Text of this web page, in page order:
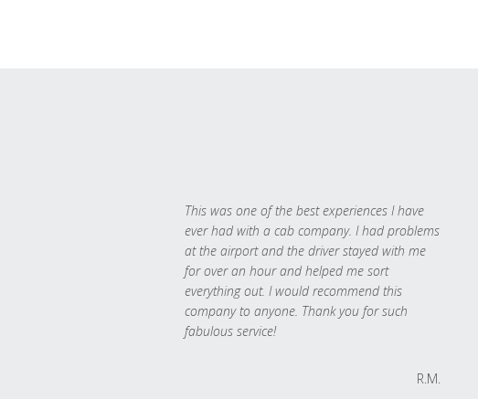
This was one of the best experiences I have
ever had with a cab company. I had problems
at the airport and the driver stayed with me
for over an hour and helped me sort
everything out. I would recommend this
company to anyone. Thank you for such
fabulous service!
R.M.